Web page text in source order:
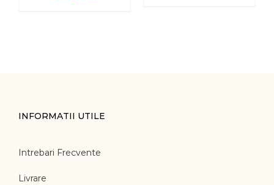
INFORMATII UTILE
Intrebari Frecvente
Livrare